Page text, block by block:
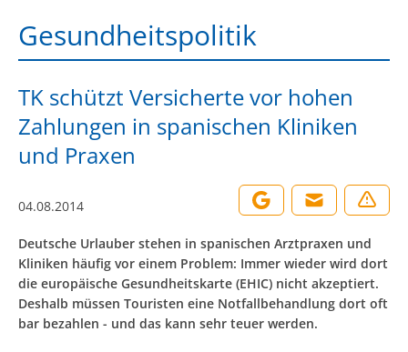
Gesundheitspolitik
TK schützt Versicherte vor hohen
Zahlungen in spanischen Kliniken
und Praxen
04.08.2014
Deutsche Urlauber stehen in spanischen Arztpraxen und
Kliniken häufig vor einem Problem: Immer wieder wird dort
die europäische Gesundheitskarte (EHIC) nicht akzeptiert.
Deshalb müssen Touristen eine Notfallbehandlung dort oft
bar bezahlen - und das kann sehr teuer werden.